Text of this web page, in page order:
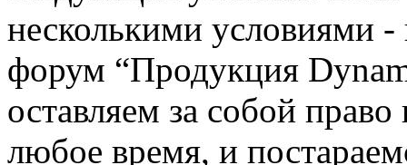
несколькими условиями -
форум “Продукция
оставляем за собой
любое время, и